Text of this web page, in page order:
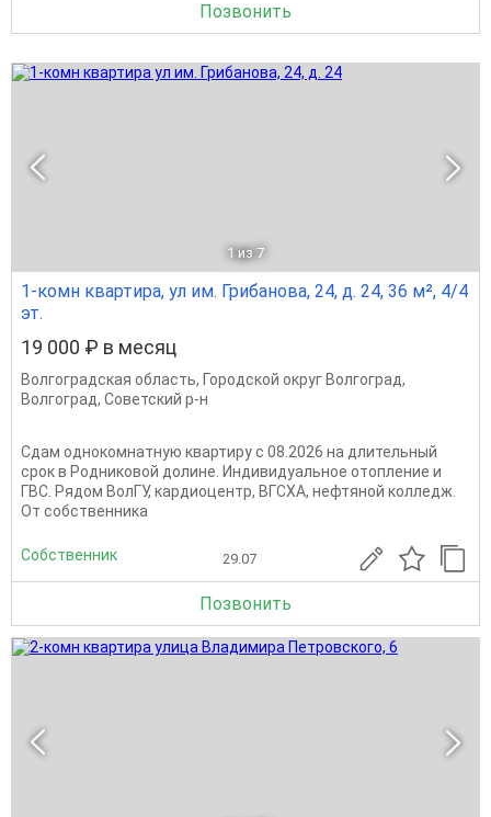
Позвонить
1 из 7
1-комн квартира, ул им. Грибанова, 24, д. 24, 36 м², 4/4
эт.
19 000 ₽ в месяц
Волгоградская область, Городской округ Волгоград,
Волгоград, Советский р-н
Сдам однокомнатную квартиру с 08.2026 на длительный
срок в Родниковой долине. Индивидуальное отопление и
ГВС. Рядом ВолГУ, кардиоцентр, ВГСХА, нефтяной колледж.
От собственника
Собственник 29.07
Позвонить